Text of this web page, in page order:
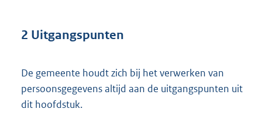
2 Uitgangspunten
De gemeente houdt zich bij het verwerken van
persoonsgegevens altijd aan de uitgangspunten uit
dit hoofdstuk.